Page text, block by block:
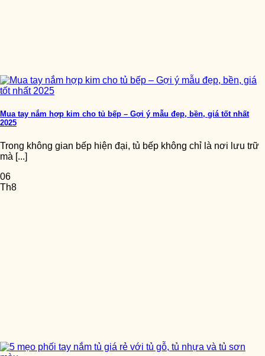
Mua tay nắm hợp kim cho tủ bếp – Gợi ý mẫu đẹp, bền, giá tốt nhất
2025
Trong không gian bếp hiện đại, tủ bếp không chỉ là nơi lưu trữ
mà [...]
06
Th8